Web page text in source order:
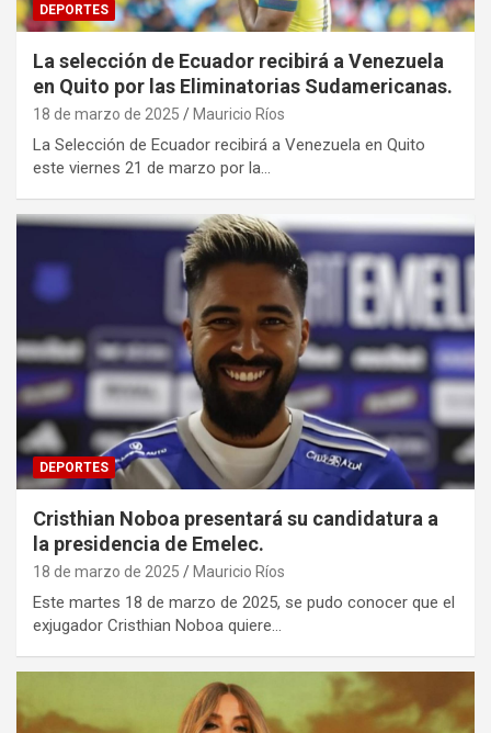
DEPORTES
La selección de Ecuador recibirá a Venezuela
en Quito por las Eliminatorias Sudamericanas.
18 de marzo de 2025 Mauricio Ríos
La Selección de Ecuador recibirá a Venezuela en Quito
este viernes 21 de marzo por la…
DEPORTES
Cristhian Noboa presentará su candidatura a
la presidencia de Emelec.
18 de marzo de 2025 Mauricio Ríos
Este martes 18 de marzo de 2025, se pudo conocer que el
exjugador Cristhian Noboa quiere…